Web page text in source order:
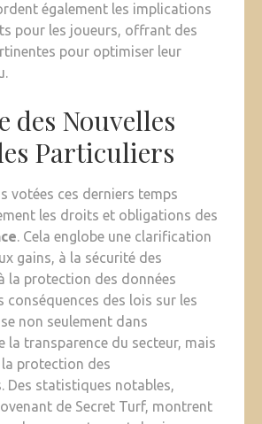
également les implications
pour les joueurs, offrant des
pour optimiser leur
des Nouvelles
Particuliers
votées ces derniers temps
les droits et obligations des
. Cela englobe une clarification
gains, à la sécurité des
la protection des données
conséquences des lois sur les
non seulement dans
la transparence du secteur, mais
protection des
Des statistiques notables,
de Secret Turf, montrent